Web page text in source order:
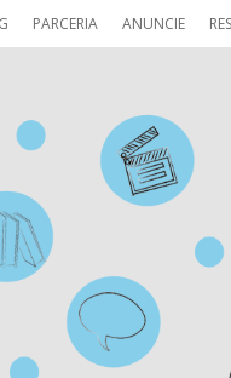
PARCERIA ANUNCIE